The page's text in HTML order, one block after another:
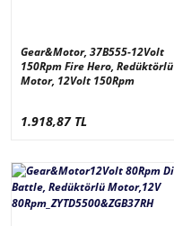
Gear&Motor, 37B555-12Volt
150Rpm Fire Hero, Redüktörlü
Motor, 12Volt 150Rpm
1.918,87 TL